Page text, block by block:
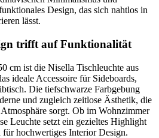
Design, das sich nahtlos in
lässt.
trifft auf Funktionalität
cm ist die Nisella Tischleuchte aus
ideale Accessoire für Sideboards,
Die tiefschwarze Farbgebung
und zugleich zeitlose Ästhetik, die
sorgt. Ob im Wohnzimmer
Leuchte setzt ein gezieltes Highlight
hochwertiges Interior Design.